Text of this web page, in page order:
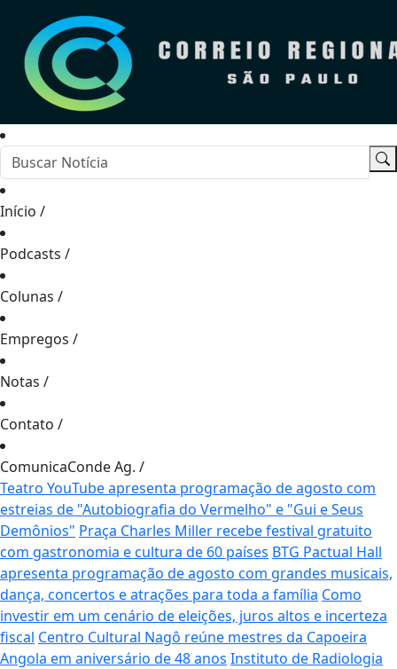
Início /
Podcasts /
Colunas /
Empregos /
Notas /
Contato /
ComunicaConde Ag. /
Teatro YouTube apresenta programação de agosto com
estreias de "Autobiografia do Vermelho" e "Gui e Seus
Demônios" Praça Charles Miller recebe festival gratuito
com gastronomia e cultura de 60 países BTG Pactual Hall
apresenta programação de agosto com grandes musicais,
dança, concertos e atrações para toda a família Como
investir em um cenário de eleições, juros altos e incerteza
fiscal Centro Cultural Nagô reúne mestres da Capoeira
Angola em aniversário de 48 anos Instituto de Radiologia